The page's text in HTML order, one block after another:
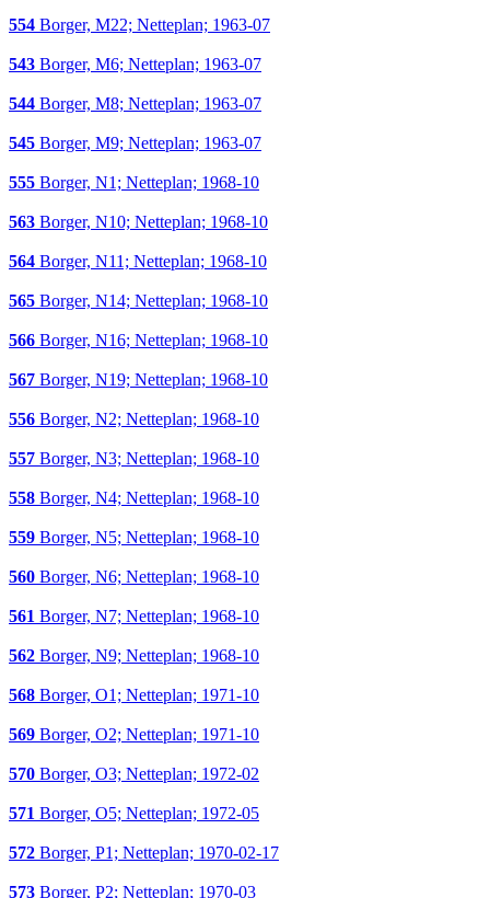
554 Borger, M22; Netteplan; 1963-07
543 Borger, M6; Netteplan; 1963-07
544 Borger, M8; Netteplan; 1963-07
545 Borger, M9; Netteplan; 1963-07
555 Borger, N1; Netteplan; 1968-10
563 Borger, N10; Netteplan; 1968-10
564 Borger, N11; Netteplan; 1968-10
565 Borger, N14; Netteplan; 1968-10
566 Borger, N16; Netteplan; 1968-10
567 Borger, N19; Netteplan; 1968-10
556 Borger, N2; Netteplan; 1968-10
557 Borger, N3; Netteplan; 1968-10
558 Borger, N4; Netteplan; 1968-10
559 Borger, N5; Netteplan; 1968-10
560 Borger, N6; Netteplan; 1968-10
561 Borger, N7; Netteplan; 1968-10
562 Borger, N9; Netteplan; 1968-10
568 Borger, O1; Netteplan; 1971-10
569 Borger, O2; Netteplan; 1971-10
570 Borger, O3; Netteplan; 1972-02
571 Borger, O5; Netteplan; 1972-05
572 Borger, P1; Netteplan; 1970-02-17
573 Borger, P2; Netteplan; 1970-03